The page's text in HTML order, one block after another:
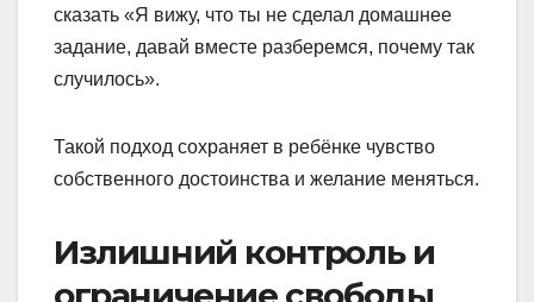
сказать «Я вижу, что ты не сделал домашнее
задание, давай вместе разберемся, почему так
случилось».
Такой подход сохраняет в ребёнке чувство
собственного достоинства и желание меняться.
Излишний контроль и